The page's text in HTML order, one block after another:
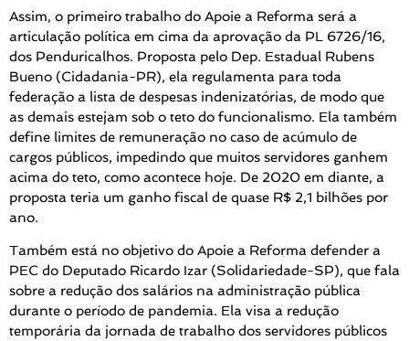
Assim, o primeiro trabalho do Apoie a Reforma será a
articulação política em cima da aprovação da PL 6726/16,
dos Penduricalhos. Proposta pelo Dep. Estadual Rubens
Bueno (Cidadania-PR), ela regulamenta para toda
federação a lista de despesas indenizatórias, de modo que
as demais estejam sob o teto do funcionalismo. Ela também
define limites de remuneração no caso de acúmulo de
cargos públicos, impedindo que muitos servidores ganhem
acima do teto, como acontece hoje. De 2020 em diante, a
proposta teria um ganho fiscal de quase R$ 2,1 bilhões por
ano.
Também está no objetivo do Apoie a Reforma defender a
PEC do Deputado Ricardo Izar (Solidariedade-SP), que fala
sobre a redução dos salários na administração pública
durante o período de pandemia. Ela visa a redução
temporária da jornada de trabalho dos servidores públicos